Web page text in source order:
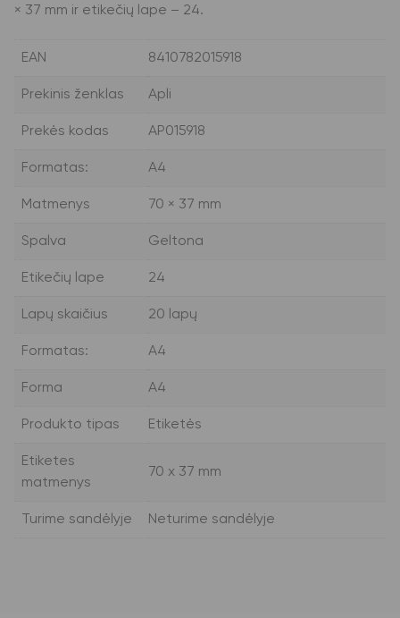
× 37 mm ir etikečių lape – 24.
EAN 8410782015918
Prekinis ženklas Apli
Prekės kodas AP015918
Formatas: A4
Matmenys 70 × 37 mm
Spalva Geltona
Etikečių lape 24
Lapų skaičius 20 lapų
Formatas: A4
Forma A4
Produkto tipas Etiketės
Etiketes
matmenys
70 x 37 mm
Turime sandėlyje Neturime sandėlyje